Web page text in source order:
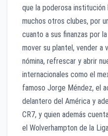
que la poderosa institución
muchos otros clubes, por
cuanto a sus finanzas por
mover su plantel, vender a
nómina, refrescar y abrir
internacionales como el
famoso Jorge Méndez, el
delantero del América y
CR7, y quien además
el Wolverhampton de la